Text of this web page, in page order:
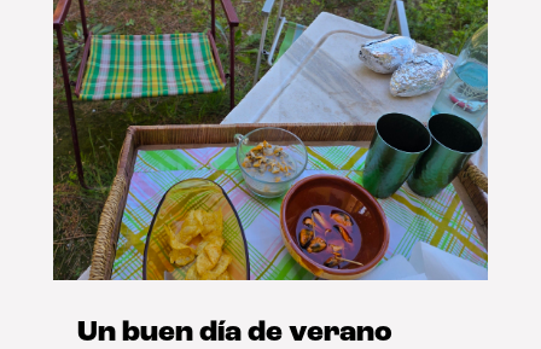
Un buen día de verano